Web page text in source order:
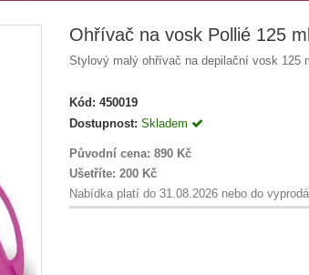
Ohřívač na vosk Pollié 125
Stylový malý ohřívač na depilační vosk 125
Kód: 450019
Dostupnost: Skladem
Původní cena: 890 Kč
Ušetříte: 200 Kč
Nabídka platí do 31.08.2026 nebo do